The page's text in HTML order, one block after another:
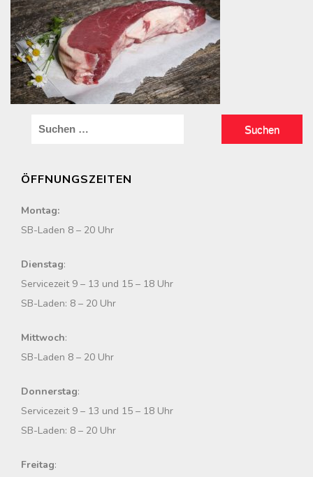
h
a
c
h
ÖFFNUNGSZEITEN
Montag:
SB-Laden 8 – 20 Uhr
Dienstag:
Servicezeit 9 – 13 und 15 – 18 Uhr
SB-Laden: 8 – 20 Uhr
Mittwoch:
SB-Laden 8 – 20 Uhr
Donnerstag:
Servicezeit 9 – 13 und 15 – 18 Uhr
SB-Laden: 8 – 20 Uhr
Freitag: